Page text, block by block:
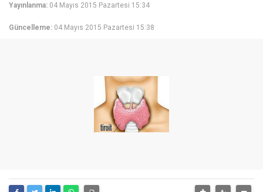
Yayınlanma: 04 Mayıs 2015 Pazartesi 15:34
Güncelleme: 04 Mayıs 2015 Pazartesi 15:38